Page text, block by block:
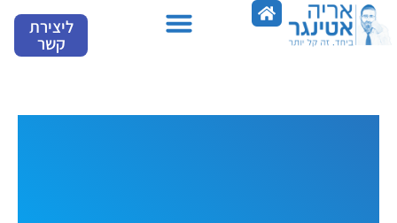
דילוג
לתוכן
ליצירת
קשר